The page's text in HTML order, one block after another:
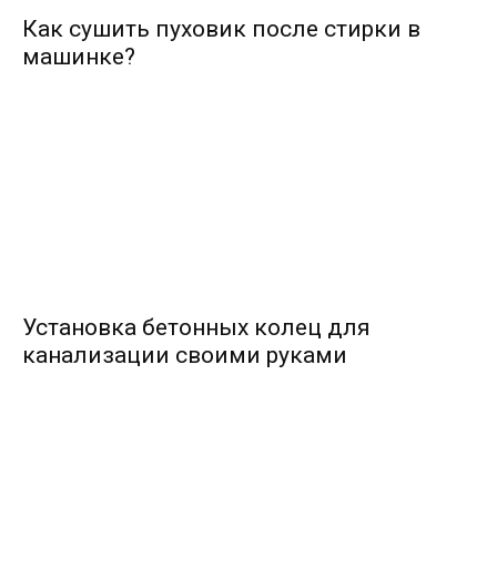
Как сушить пуховик после стирки в
машинке?
Установка бетонных колец для
канализации своими руками